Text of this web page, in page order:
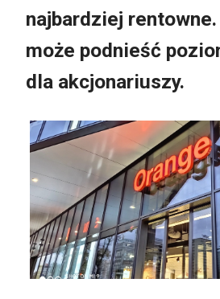
najbardziej
może podnieść
dla akcjonariuszy.